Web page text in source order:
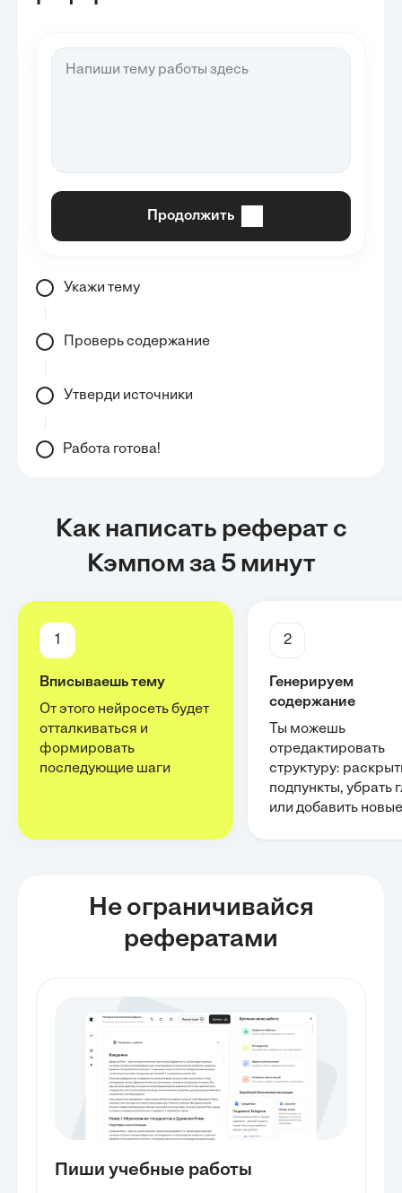
Продолжить
Укажи тему
Проверь содержание
Утверди источники
Работа готова!
Как написать реферат с
Кэмпом за 5 минут
1
Вписываешь тему
От этого нейросеть будет
отталкиваться и
формировать
последующие шаги
2
Генерируем
содержание
Ты можешь
отредактировать
структуру:
подпункты, убрать
или добавить новые
Не ограничивайся
рефератами
Пиши учебные работы